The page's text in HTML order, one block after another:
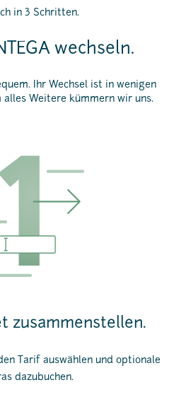
in 3 Schritten.
wechseln.
Ihr Wechsel ist in wenigen
alles Weitere kümmern wir uns.
zusammenstellen.
Tarif auswählen und optionale
dazubuchen.